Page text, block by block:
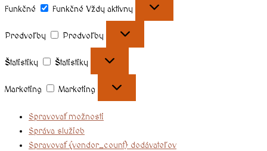
Funkčné Funkčné Vždy aktívny
Predvoľby Predvoľby
Štatistiky Štatistiky
Marketing Marketing
Spravovať možnosti
Správa služieb
Spravovať {vendor_count} dodávateľov